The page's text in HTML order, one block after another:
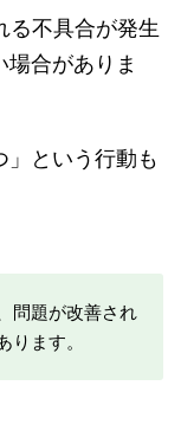
る不具合が発生
合がありま
」という行動も
問題が改善され
ます。